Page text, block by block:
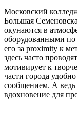
Московский
Большая
окунаются в
оборудованными
его за proximity к
здесь часто
мотивирует к
части города
сообщением. А ведь
вдохновение для